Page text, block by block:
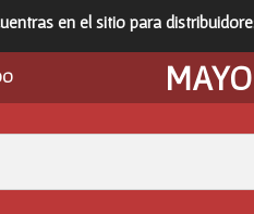
en el sitio para